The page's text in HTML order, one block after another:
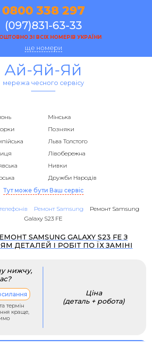
0800 338 297
(097)831-63-33
ЗІ ВСІХ НОМЕРІВ УКРАЇНИ
ще номери
Ай-Яй-Яй
мережа чесного сервісу
Мінська
Позняки
Льва Толстого
Лівобережна
Нивки
Дружби Народів
Тут може бути Ваш сервіс
Ремонт Samsung
Ремонт Samsung
Galaxy S23 FE
SAMSUNG GALAXY S23 FE З
ДЕТАЛЕЙ І РОБІТ ПО ЇХ ЗАМІНІ
нижчу,
термін
краще,
Ціна
(деталь + робота)